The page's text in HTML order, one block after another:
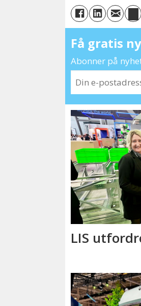
Få gratis
Abonner på
LIS